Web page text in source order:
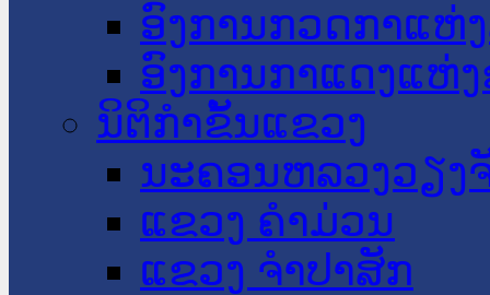
ອົງການກວດກາແຫ່
ອົງການກາແດງແຫ່
ນິຕິກໍາຂັ້ນແຂວງ
ນະ​ຄອນ​ຫລວງວຽງ
ແຂວງ ຄໍາມ່ວນ
ແຂວງ ຈໍາປາສັກ